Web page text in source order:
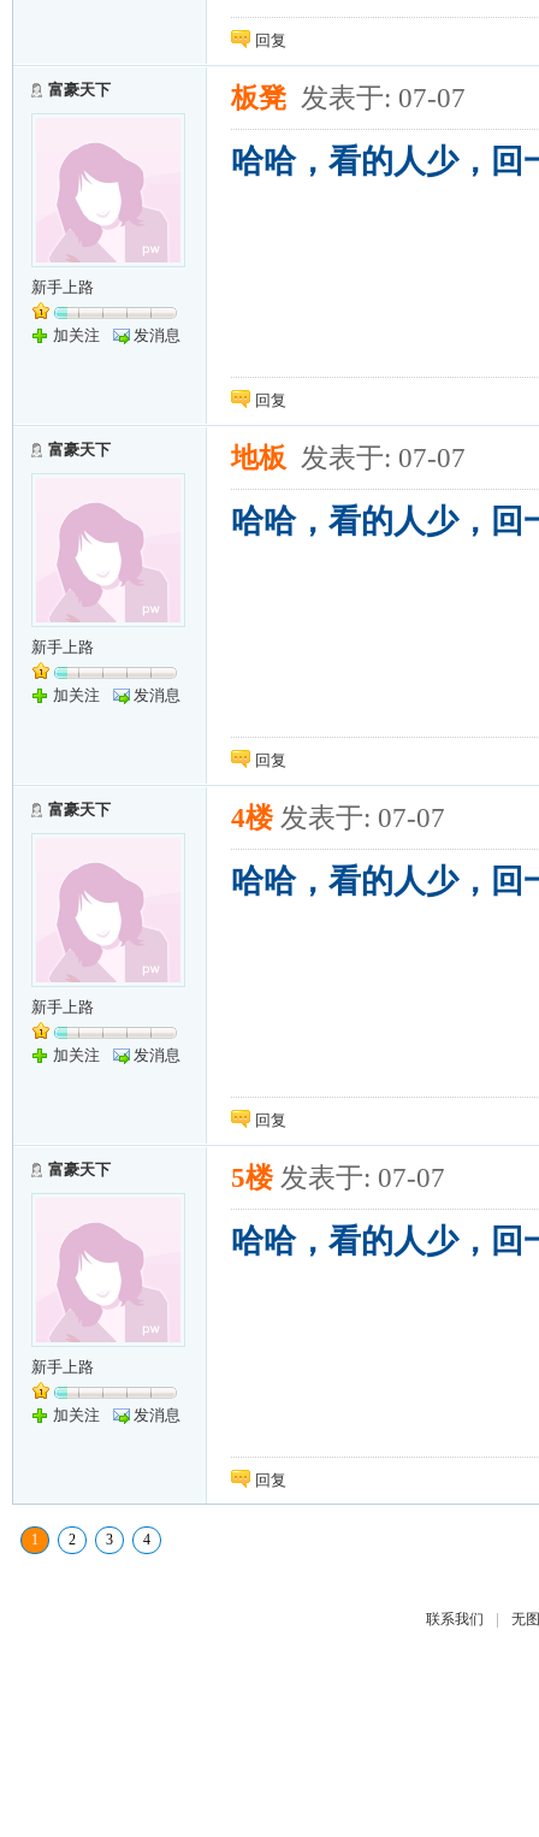
回复
富豪天下
新手上路
加关注 发消息
板凳 发表于: 07-07
哈哈，看的人少，回
回复
富豪天下
新手上路
加关注 发消息
地板 发表于: 07-07
哈哈，看的人少，回
回复
富豪天下
新手上路
加关注 发消息
4楼 发表于: 07-07
哈哈，看的人少，回
回复
富豪天下
新手上路
加关注 发消息
5楼 发表于: 07-07
哈哈，看的人少，回
回复
1 2 3 4
联系我们 | 无